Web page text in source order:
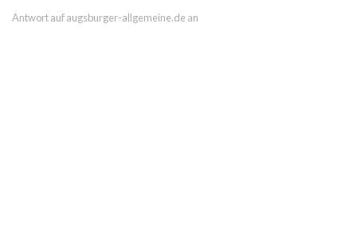
Antwort auf augsburger-allgemeine.de an